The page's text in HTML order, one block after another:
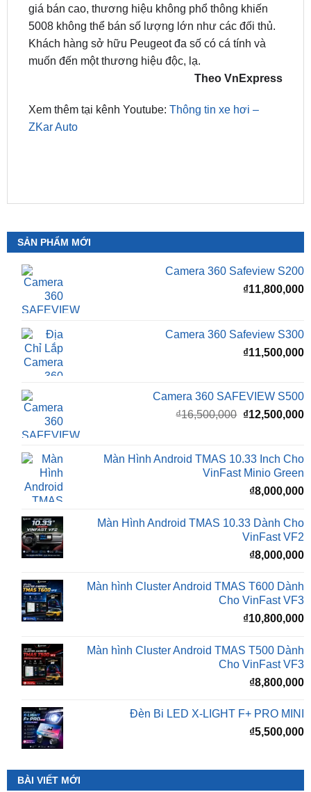
Khách hàng sở hữu Peugeot đa số có cá tính và
muốn đến một thương hiệu độc, lạ.
Theo VnExpress
Thông tin xe hơi –
SẢN PHẨM MỚI
Camera 360 Safeview S200
₫11,800,000
Camera 360 Safeview S300
Camera 360 SAFEVIEW S500
gốc
là:
₫16,500,000.
Màn Hình Android TMAS 10.33 Inch Cho
₫8,000,000
Màn Hình Android TMAS 10.33 Dành Cho
₫8,000,000
Màn hình Cluster Android TMAS T600 Dành
Cho VinFast VF3
₫10,800,000
Màn hình Cluster Android TMAS T500 Dành
₫8,800,000
Đèn Bi LED X-LIGHT F+ PRO MINI
BÀI VIẾT MỚI